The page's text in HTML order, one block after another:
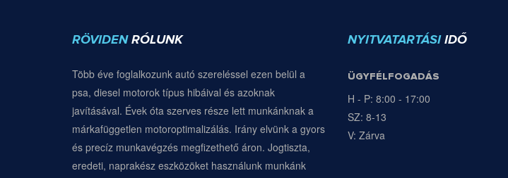
RÖVIDEN RÓLUNK
Több éve foglalkozunk autó szereléssel ezen belül a
psa, diesel motorok típus hibáival és azoknak
javításával. Évek óta szerves része lett munkánknak a
márkafüggetlen motoroptimalizálás. Irány elvünk a gyors
és precíz munkavégzés megfizethető áron. Jogtiszta,
eredeti, naprakész eszközöket használunk munkánk
NYITVATARTÁSI IDŐ
ÜGYFÉLFOGADÁS
H - P: 8:00 - 17:00
SZ: 8-13
V: Zárva